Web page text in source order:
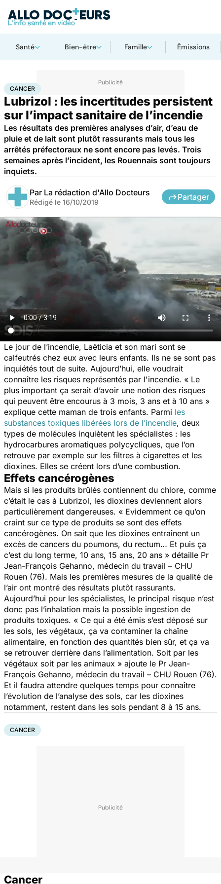
Santé Bien-être Famille Émissions
AccueilSanté Cancer
CANCER
Lubrizol : les incertitudes persistent
sur l’impact sanitaire de l’incendie
Les résultats des premières analyses d’air, d’eau de
pluie et de lait sont plutôt rassurants mais tous les
arrêtés préfectoraux ne sont encore pas levés. Trois
semaines après l’incident, les Rouennais sont toujours
inquiets.
Par La rédaction d'Allo Docteurs
Rédigé le 16/10/2019
Partager
Le jour de l’incendie, Laëticia et son mari sont se
calfeutrés chez eux avec leurs enfants. Ils ne se sont pas
inquiétés tout de suite. Aujourd’hui, elle voudrait
connaître les risques représentés par l'incendie. « Le
plus important ça serait d’avoir une notion des risques
qui peuvent être encourus à 3 mois, 3 ans et à 10 ans »
explique cette maman de trois enfants. Parmi les
substances toxiques libérées lors de l’incendie, deux
types de molécules inquiètent les spécialistes : les
hydrocarbures aromatiques polycycliques, que l’on
retrouve par exemple sur les filtres à cigarettes et les
dioxines. Elles se créent lors d’une combustion.
Effets cancérogènes
Mais si les produits brûlés contiennent du chlore, comme
c’était le cas à Lubrizol, les dioxines deviennent alors
particulièrement dangereuses. « Evidemment ce qu’on
craint sur ce type de produits se sont des effets
cancérogènes. On sait que les dioxines entraînent un
excès de cancers du poumons, du rectum… Et puis ça
c’est du long terme, 10 ans, 15 ans, 20 ans » détaille Pr
Jean-François Gehanno, médecin du travail – CHU
Rouen (76). Mais les premières mesures de la qualité de
l’air ont montré des résultats plutôt rassurants.
Aujourd’hui pour les spécialistes, le principal risque n’est
donc pas l’inhalation mais la possible ingestion de
produits toxiques. « Ce qui a été émis s’est déposé sur
les sols, les végétaux, ça va contaminer la chaîne
alimentaire, en fonction des quantités bien sûr, et ça va
se retrouver derrière dans l’alimentation. Soit par les
végétaux soit par les animaux » ajoute le Pr Jean-
François Gehanno, médecin du travail – CHU Rouen (76).
Et il faudra attendre quelques temps pour connaître
l’évolution de l’analyse des sols, car les dioxines
notamment, restent dans les sols pendant 8 à 15 ans.
CANCER
Cancer